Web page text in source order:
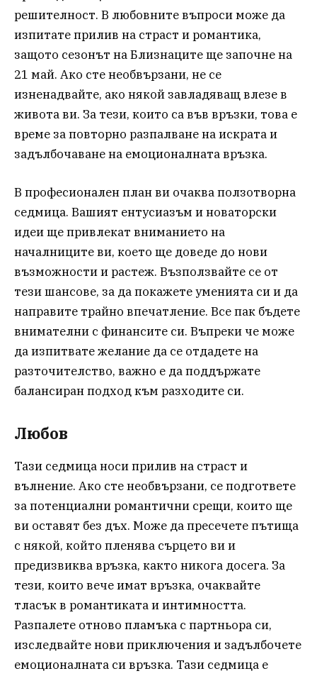
решителност. В любовните въпроси може да
изпитате прилив на страст и романтика,
защото сезонът на Близнаците ще започне на
21 май. Ако сте необвързани, не се
изненадвайте, ако някой завладяващ влезе в
живота ви. За тези, които са във връзки, това е
време за повторно разпалване на искрата и
задълбочаване на емоционалната връзка.
В професионален план ви очаква ползотворна
седмица. Вашият ентусиазъм и новаторски
идеи ще привлекат вниманието на
началниците ви, което ще доведе до нови
възможности и растеж. Възползвайте се от
тези шансове, за да покажете уменията си и да
направите трайно впечатление. Все пак бъдете
внимателни с финансите си. Въпреки че може
да изпитвате желание да се отдадете на
разточителство, важно е да поддържате
балансиран подход към разходите си.
Любов
Тази седмица носи прилив на страст и
вълнение. Ако сте необвързани, се подгответе
за потенциални романтични срещи, които ще
ви оставят без дъх. Може да пресечете пътища
с някой, който пленява сърцето ви и
предизвиква връзка, както никога досега. За
тези, които вече имат връзка, очаквайте
тласък в романтиката и интимността.
Разпалете отново пламъка с партньора си,
изследвайте нови приключения и задълбочете
емоционалната си връзка. Тази седмица е